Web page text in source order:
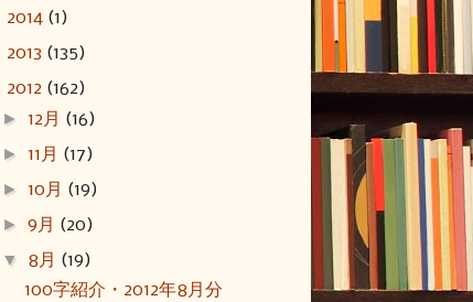
2014 (1)
2013 (135)
2012 (162)
► 12月 (16)
► 11月 (17)
► 10月 (19)
►9月 (20)
▼ 8月 (19)
100字紹介・2012年8月分